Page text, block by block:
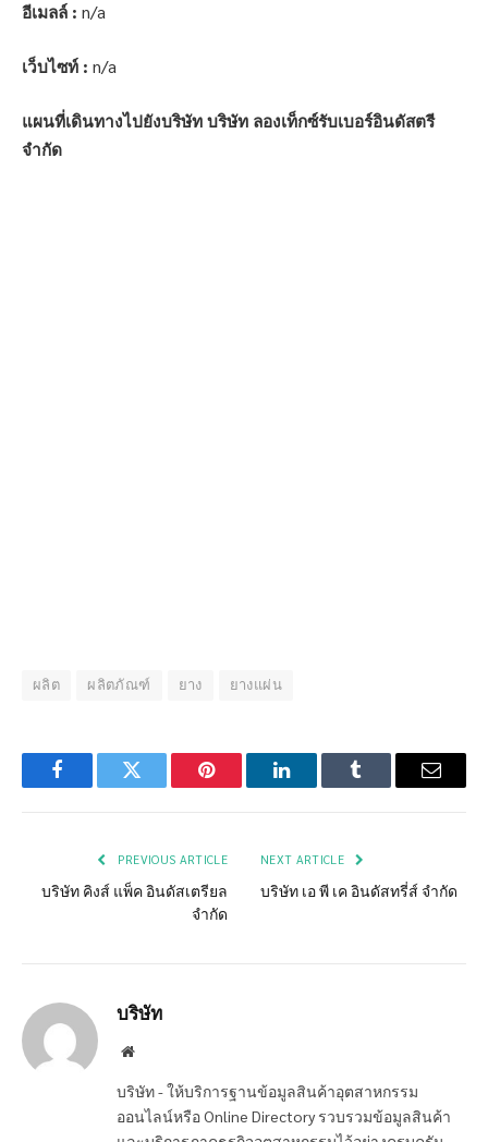
อีเมลล์ : n/a
เว็บไซท์ : n/a
แผนที่เดินทางไปยังบริษัท บริษัท ลองเท็กซ์รับเบอร์อินดัสตรี
จำกัด
ผลิต ผลิตภัณฑ์ ยาง ยางแผ่น
FacebookTwitter Pinterest LinkedInTumblr Email
PREVIOUS ARTICLE
บริษัท คิงส์ แพ็ค อินดัสเตรียล
จำกัด
NEXT ARTICLE
บริษัท เอ พี เค อินดัสทรี่ส์ จำกัด
บริษัท
Website
บริษัท - ให้บริการฐานข้อมูลสินค้าอุตสาหกรรม
ออนไลน์หรือ Online Directory รวบรวมข้อมูลสินค้า